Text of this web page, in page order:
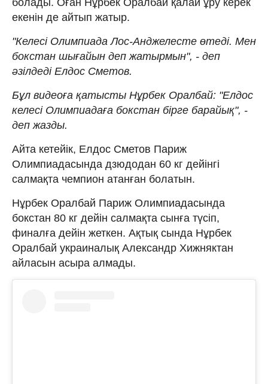
екенін де айтып жатыр.
"Келесі Олимпиада Лос-Анджелесте өтеді. Мен
бокстан шығайын деп жатырмын", - деп
әзілдеді Елдос Сметов.
Бұл видеоға қатысты Нұрбек Оралбай: "Елдос
келесі Олимпиадаға бокстан бірге барайық", -
деп жазды.
Айта кетейік, Елдос Сметов Париж
Олимпиадасында дзюдодан 60 кг дейінгі
салмақта чемпион атанған болатын.
Нұрбек Оралбай Париж Олимпиадасында
бокстан 80 кг дейін салмақта сынға түсіп,
финалға дейін жеткен. Ақтық сында Нұрбек
Оралбай украиналық Александр Хижняктан
айласын асыра алмады.